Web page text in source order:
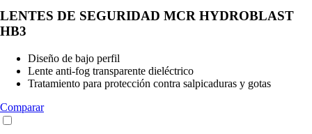
LENTES DE SEGURIDAD MCR HYDROBLAST
HB3
Diseño de bajo perfil
Lente anti-fog transparente dieléctrico
Tratamiento para protección contra salpicaduras y gotas
Comparar